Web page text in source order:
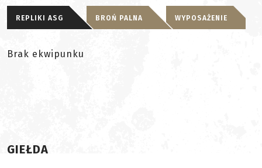
REPLIKI ASG BROŃ PALNA WYPOSAŻENIE
Brak ekwipunku
GIEŁDA